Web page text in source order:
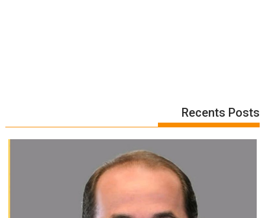
Recents Posts